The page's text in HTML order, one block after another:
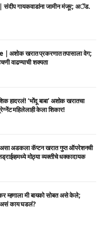
गायकवाडांना जामीन मंजूर; अॅड.
खरात प्रकरणात तपासाला वेग;
वाढण्याची शक्यता
‘भोंदू बाबा’ अशोक खरातचा
महिलेलाही केला शिकार!
अडकला कॅप्टन खरात गुप्त ऑपरेशनची
मोठ्या व्यक्तीचे धक्कादायक
मी बायको सोबत असे केले;
असं काय घडलं?